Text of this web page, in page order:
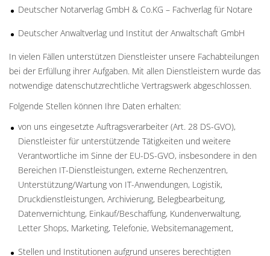
Deutscher Notarverlag GmbH & Co.KG – Fachverlag für Notare
Deutscher Anwaltverlag und Institut der Anwaltschaft GmbH
In vielen Fällen unterstützen Dienstleister unsere Fachabteilungen
bei der Erfüllung ihrer Aufgaben. Mit allen Dienstleistern wurde das
notwendige datenschutzrechtliche Vertragswerk abgeschlossen.
Folgende Stellen können Ihre Daten erhalten:
von uns eingesetzte Auftragsverarbeiter (Art. 28 DS-GVO),
Dienstleister für unterstützende Tätigkeiten und weitere
Verantwortliche im Sinne der EU-DS-GVO, insbesondere in den
Bereichen IT-Dienstleistungen, externe Rechenzentren,
Unterstützung/Wartung von IT-Anwendungen, Logistik,
Druckdienstleistungen, Archivierung, Belegbearbeitung,
Datenvernichtung, Einkauf/Beschaffung, Kundenverwaltung,
Letter Shops, Marketing, Telefonie, Websitemanagement,
Stellen und Institutionen aufgrund unseres berechtigten